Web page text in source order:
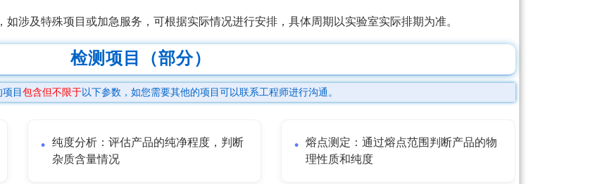
涉及特殊项目或加急服务，可根据实际情况进行安排，具体周期以实验室实际排期为准。
检测项目（部分）
目 包含但不限于以下参数，如您需要其他的项目可以联系工程师进行沟通。
纯度分析：评估产品的纯净程度，判断
杂质含量情况
熔点测定：通过熔点范围判断产品的物
理性质和纯度